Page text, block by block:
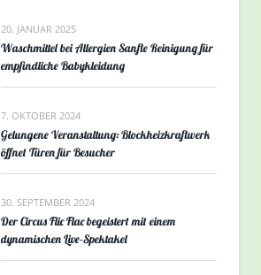
20. JANUAR 2025
Waschmittel bei Allergien Sanfte Reinigung für
empfindliche Babykleidung
7. OKTOBER 2024
Gelungene Veranstaltung: Blockheizkraftwerk
öffnet Türen für Besucher
30. SEPTEMBER 2024
Der Circus Flic Flac begeistert mit einem
dynamischen Live-Spektakel